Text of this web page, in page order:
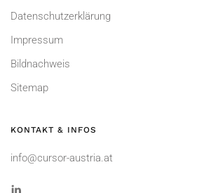
Datenschutzerklärung
Impressum
Bildnachweis
Sitemap
KONTAKT & INFOS
info@cursor-austria.at